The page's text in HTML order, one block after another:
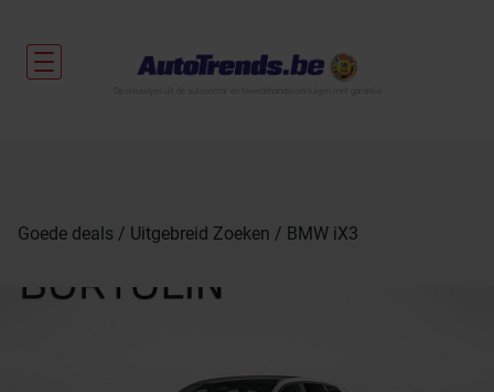
Goede deals Uitgebreid Zoeken BMW iX3